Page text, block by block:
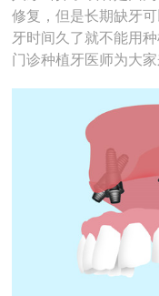
修复，但是长期缺牙
牙时间久了就不能用
门诊种植牙医师为大家